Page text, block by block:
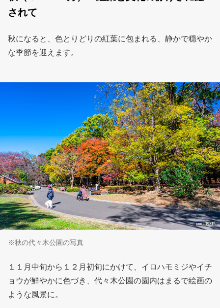
されて
秋になると、色とりどりの紅葉に包まれる、静かで穏やか
な季節を迎えます。
※秋の代々木公園の写真
１１月中旬から１２月初旬にかけて、イロハモミジやイチ
ョウが鮮やかに色づき、代々木公園の園内はまるで絵画の
ような風景に。